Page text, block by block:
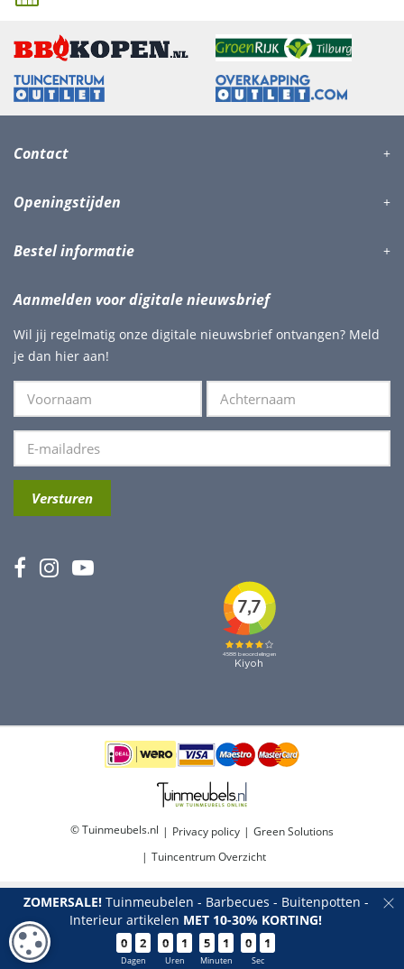
ZOMERSALE!Tuinmeubelen - Barbecues - Buitenpotten -
Interieur artikelen MET 10-30% KORTING!
0 2
Dagen
0 1
Uren
5 1
Minuten
0 0
Sec
Sardinia loungeset
Contact
Openingstijden
Bestel informatie
Aanmelden voor digitale nieuwsbrief
Wil jij regelmatig onze digitale nieuwsbrief ontvangen? Meld
je dan hier aan!
© Tuinmeubels.nl Privacy policy
Green Solutions
Tuincentrum Overzicht
COOKIE-INSTELLINGEN